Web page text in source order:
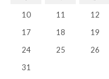
10
11 12
17
18 19
24
25 26
31